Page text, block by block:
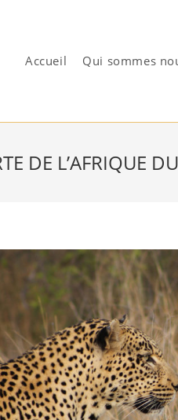
Accueil Qui sommes
DE L’AFRIQUE